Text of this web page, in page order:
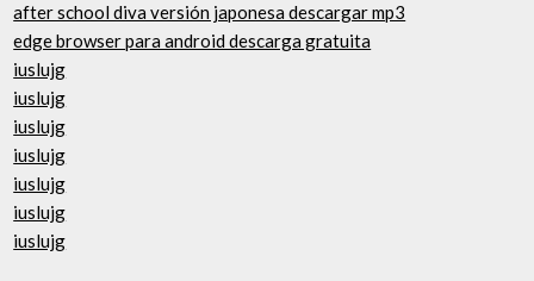
after school diva versión japonesa descargar mp3
edge browser para android descarga gratuita
iuslujg
iuslujg
iuslujg
iuslujg
iuslujg
iuslujg
iuslujg